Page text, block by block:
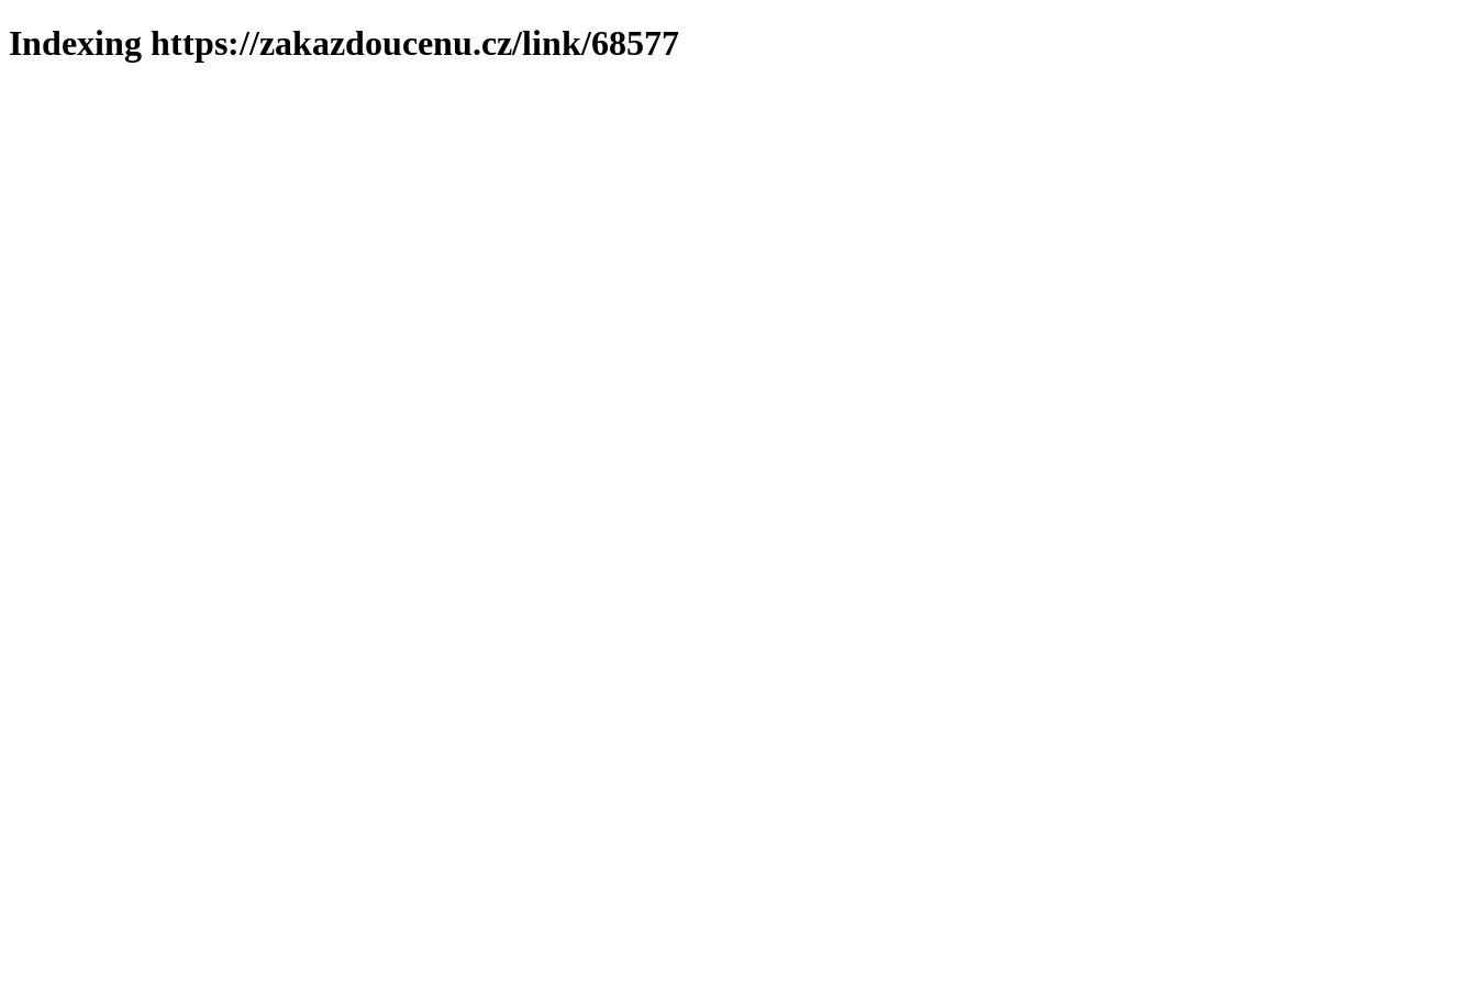
Indexing https://zakazdoucenu.cz/link/68577